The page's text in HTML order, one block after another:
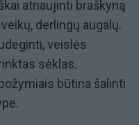
atnaujinti braškyną
derlingų augalų.
veislės
sėklas.
būtina šalinti